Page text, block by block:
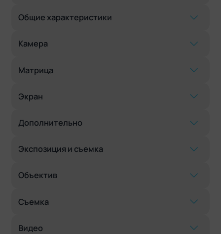
Общие характеристики
Камера
Матрица
Экран
Дополнительно
Экспозиция и съемка
Объектив
Съемка
Видео